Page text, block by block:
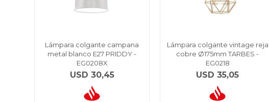
Lámpara colgante campana
metal blanco E27 PRIDDY -
EG0208X
USD 30,45
Lámpara colgante vintage reja
cobre Ø175mm TARBES -
EG0218
USD 35,05